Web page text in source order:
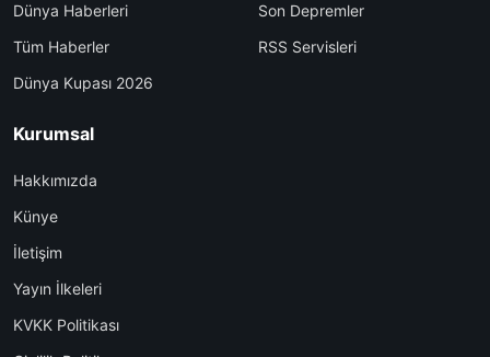
Dünya Haberleri
Tüm Haberler
Dünya Kupası 2026
Son Depremler
RSS Servisleri
Kurumsal
Hakkımızda
Künye
İletişim
Yayın İlkeleri
KVKK Politikası